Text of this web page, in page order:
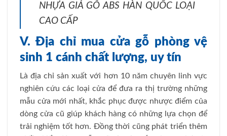
NHỰA GIẢ GỖ ABS HÀN QUỐC LOẠI
CAO CẤP
V. Địa chỉ mua cửa gỗ phòng vệ
sinh 1 cánh chất lượng, uy tín
Là địa chỉ sản xuất với hơn 10 năm chuyên linh vực
nghiên cứu các loại cửa để đưa ra thị trường những
mẫu cửa mới nhất, khắc phục được nhược điểm của
dòng cửa cũ giúp khách hàng có những lựa chọn để
trải nghiệm tốt hơn. Đồng thời cũng phát triển thêm